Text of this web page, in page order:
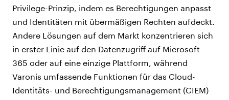
Privilege-Prinzip, indem es Berechtigungen anpasst
und Identitäten mit übermäßigen Rechten aufdeckt.
Andere Lösungen auf dem Markt konzentrieren sich
in erster Linie auf den Datenzugriff auf Microsoft
365 oder auf eine einzige Plattform, während
Varonis umfassende Funktionen für das Cloud-
Identitäts- und Berechtigungsmanagement (CIEM)